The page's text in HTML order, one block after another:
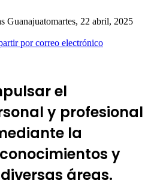
Guanajuatomartes, 22 abril, 2025
por correo electrónico
el
y profesional
la
y
áreas.